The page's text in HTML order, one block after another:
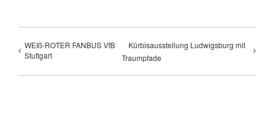
WEIß-ROTER FANBUS VfB
Stuttgart
Kürbisausstellung Ludwigsburg mit
Traumpfade